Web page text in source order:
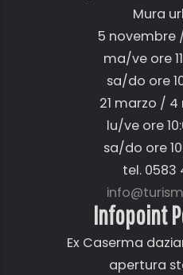
Mura
5 novembre
ma/ve ore
sa/do ore
21 marzo /
lu/ve ore
sa/do ore
tel. 0583
Infopoint
Ex Caserma
apertura